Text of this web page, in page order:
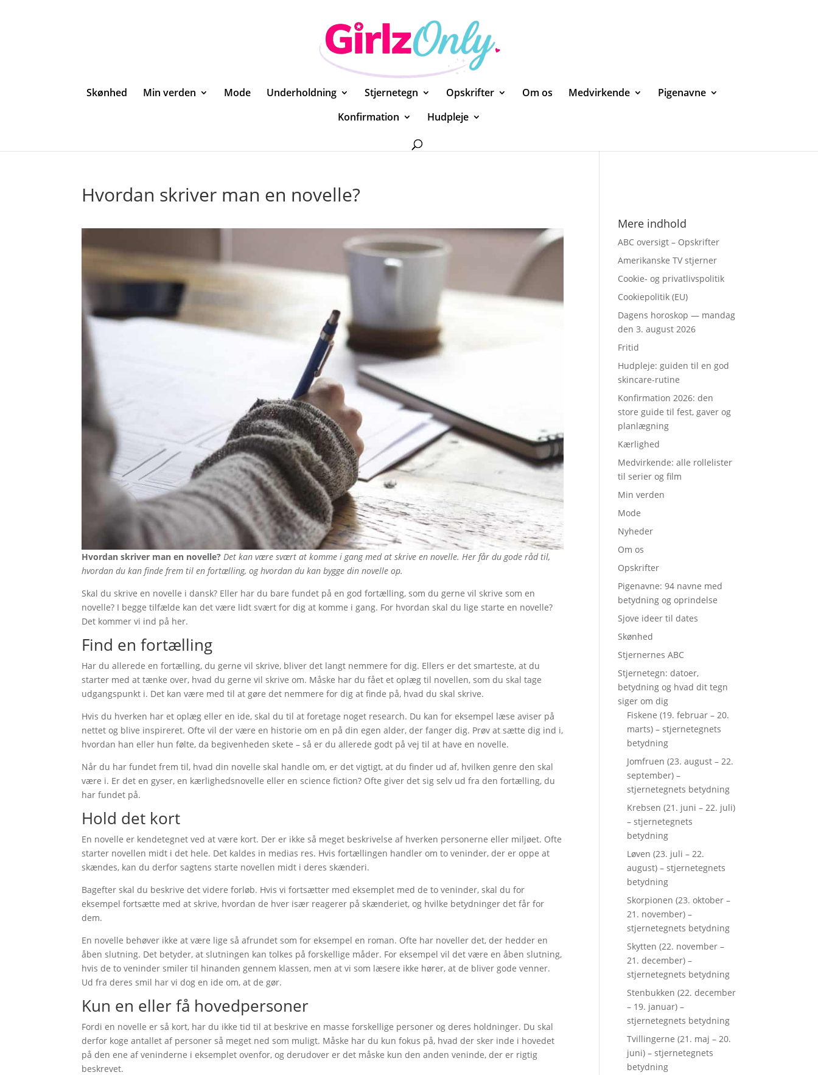
Skønhed Min verden Mode Underholdning Stjernetegn Opskrifter Om os Medvirkende
Pigenavne
Konfirmation
Hudpleje
Hvordan skriver man en novelle?
Hvordan skriver man en novelle? Det kan være svært at komme i gang med at skrive en novelle. Her får du gode råd til,
hvordan du kan finde frem til en fortælling, og hvordan du kan bygge din novelle op.
Skal du skrive en novelle i dansk? Eller har du bare fundet på en god fortælling, som du gerne vil skrive som en
novelle? I begge tilfælde kan det være lidt svært for dig at komme i gang. For hvordan skal du lige starte en novelle?
Det kommer vi ind på her.
Find en fortælling
Har du allerede en fortælling, du gerne vil skrive, bliver det langt nemmere for dig. Ellers er det smarteste, at du
starter med at tænke over, hvad du gerne vil skrive om. Måske har du fået et oplæg til novellen, som du skal tage
udgangspunkt i. Det kan være med til at gøre det nemmere for dig at finde på, hvad du skal skrive.
Hvis du hverken har et oplæg eller en ide, skal du til at foretage noget research. Du kan for eksempel læse aviser på
nettet og blive inspireret. Ofte vil der være en historie om en på din egen alder, der fanger dig. Prøv at sætte dig ind i,
hvordan han eller hun følte, da begivenheden skete – så er du allerede godt på vej til at have en novelle.
Når du har fundet frem til, hvad din novelle skal handle om, er det vigtigt, at du finder ud af, hvilken genre den skal
være i. Er det en gyser, en kærlighedsnovelle eller en science fiction? Ofte giver det sig selv ud fra den fortælling, du
har fundet på.
Hold det kort
En novelle er kendetegnet ved at være kort. Der er ikke så meget beskrivelse af hverken personerne eller miljøet. Ofte
starter novellen midt i det hele. Det kaldes in medias res. Hvis fortællingen handler om to veninder, der er oppe at
skændes, kan du derfor sagtens starte novellen midt i deres skænderi.
Bagefter skal du beskrive det videre forløb. Hvis vi fortsætter med eksemplet med de to veninder, skal du for
eksempel fortsætte med at skrive, hvordan de hver især reagerer på skænderiet, og hvilke betydninger det får for
dem.
En novelle behøver ikke at være lige så afrundet som for eksempel en roman. Ofte har noveller det, der hedder en
åben slutning. Det betyder, at slutningen kan tolkes på forskellige måder. For eksempel vil det være en åben slutning,
hvis de to veninder smiler til hinanden gennem klassen, men at vi som læsere ikke hører, at de bliver gode venner.
Ud fra deres smil har vi dog en ide om, at de gør.
Kun en eller få hovedpersoner
Fordi en novelle er så kort, har du ikke tid til at beskrive en masse forskellige personer og deres holdninger. Du skal
derfor koge antallet af personer så meget ned som muligt. Måske har du kun fokus på, hvad der sker inde i hovedet
på den ene af veninderne i eksemplet ovenfor, og derudover er det måske kun den anden veninde, der er rigtig
beskrevet.
Mere indhold
ABC oversigt – Opskrifter
Amerikanske TV stjerner
Cookie- og privatlivspolitik
Cookiepolitik (EU)
Dagens horoskop — mandag
den 3. august 2026
Fritid
Hudpleje: guiden til en god
skincare-rutine
Konfirmation 2026: den
store guide til fest, gaver og
planlægning
Kærlighed
Medvirkende: alle rollelister
til serier og film
Min verden
Mode
Nyheder
Om os
Opskrifter
Pigenavne: 94 navne med
betydning og oprindelse
Sjove ideer til dates
Skønhed
Stjernernes ABC
Stjernetegn: datoer,
betydning og hvad dit tegn
siger om dig
Fiskene (19. februar – 20.
marts) – stjernetegnets
betydning
Jomfruen (23. august – 22.
september) –
stjernetegnets betydning
Krebsen (21. juni – 22. juli)
– stjernetegnets
betydning
Løven (23. juli – 22.
august) – stjernetegnets
betydning
Skorpionen (23. oktober –
21. november) –
stjernetegnets betydning
Skytten (22. november –
21. december) –
stjernetegnets betydning
Stenbukken (22. december
– 19. januar) –
stjernetegnets betydning
Tvillingerne (21. maj – 20.
juni) – stjernetegnets
betydning